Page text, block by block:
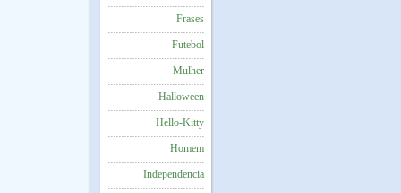
Frases
Futebol
Mulher
Halloween
Hello-Kitty
Homem
Independencia